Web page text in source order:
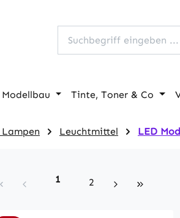
Tinte, Toner & Co
Leuchtmittel LED
Seite
1 Seite
2